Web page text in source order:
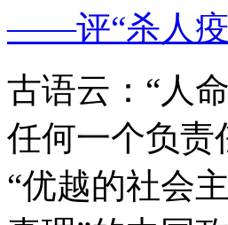
——评“杀人疫
古语云：“人
任何一个负责
“优越的社会